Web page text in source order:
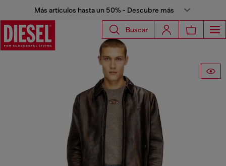
Más artículos hasta un 50% - Descubre más
Buscar